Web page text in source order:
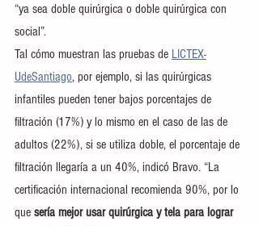
“ya sea doble quirúrgica o doble quirúrgica con
social”.
Tal cómo muestran las pruebas de LICTEX-
UdeSantiago, por ejemplo, si las quirúrgicas
infantiles pueden tener bajos porcentajes de
filtración (17%) y lo mismo en el caso de las de
adultos (22%), si se utiliza doble, el porcentaje de
filtración llegaría a un 40%, indicó Bravo. “La
certificación internacional recomienda 90%, por lo
que sería mejor usar quirúrgica y tela para lograr